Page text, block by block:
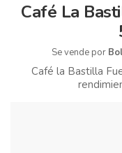
Café La
Se vende por
Café la Bastilla